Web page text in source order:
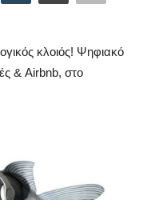
κλοιός! Ψηφιακό
& Airbnb, στο